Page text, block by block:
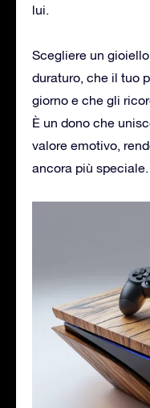
lui.
Scegliere un
duraturo, che il tuo
giorno e che gli
È un dono che
valore emotivo,
ancora più speciale.